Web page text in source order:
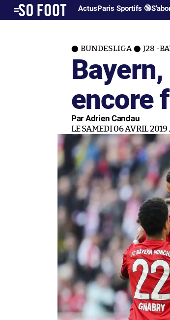
ActusParis Sportifs 🔞
BUNDESLIGA J28 -
Bayern,
encore
Par Adrien Candau
LE SAMEDI 06 AVRIL 2019